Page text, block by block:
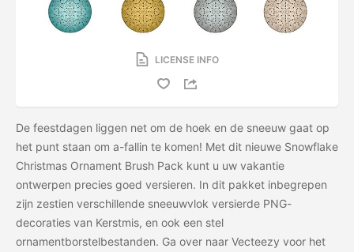
LICENSE INFO
De feestdagen liggen net om de hoek en de sneeuw gaat op
het punt staan ​​om a-fallin te komen! Met dit nieuwe Snowflake
Christmas Ornament Brush Pack kunt u uw vakantie
ontwerpen precies goed versieren. In dit pakket inbegrepen
zijn zestien verschillende sneeuwvlok versierde PNG-
decoraties van Kerstmis, en ook een stel
ornamentborstelbestanden. Ga over naar Vecteezy voor het